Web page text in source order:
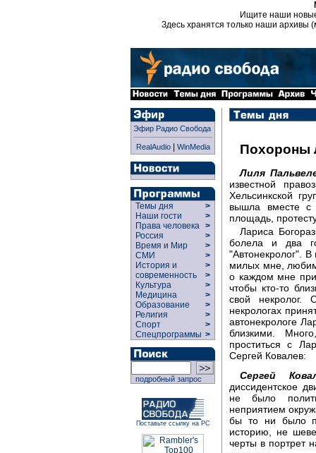
Ищите наши
Здесь хранятся только наши архивы
Эфир Радио Свобода
RealAudio| WinMedia
Темы дня
>
Наши гости
>
Права человека >
Россия
>
Время и Мир
>
СМИ
>
История и
современность
>
>
Культура
>
Медицина
>
Образование
>
Религия
>
Спорт
>
Спецпрограммы >
подробный запрос
Поставьте ссылку на РС
Похороны
Лиля
известной
Хельсинкской
вышла вместе с
площадь,
Лариса
болела и два
"Автонекролог".
милых мне,
о каждом мне
чтобы кто-то
свой
некрологах
автонекрологе
близкими.
проститься с
Сергей Ковалев:
Сергей
диссидентское
не было
неприятием
бы то ни было
историю, не
черты в портрет